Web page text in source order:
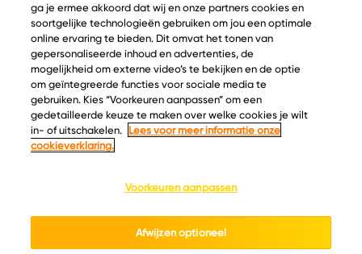
© Copyright 2026 Velder
Inspiratie
Kaascatalogus
Recepten
Kaasplankjes
Blog
Informatie
Over ons
Ontdek
Keurmerken
ga je ermee akkoord dat wij en onze partners cookies en
soortgelijke technologieën gebruiken om jou een optimale
online ervaring te bieden. Dit omvat het tonen van
gepersonaliseerde inhoud en advertenties, de
mogelijkheid om externe video’s te bekijken en de optie
om geïntegreerde functies voor sociale media te
gebruiken. Kies “Voorkeuren aanpassen” om een
gedetailleerde keuze te maken over welke cookies je wilt
in- of uitschakelen.
Lees voor meer informatie onze
cookieverklaring.
Voorkeuren aanpassen
Afwijzen optioneel